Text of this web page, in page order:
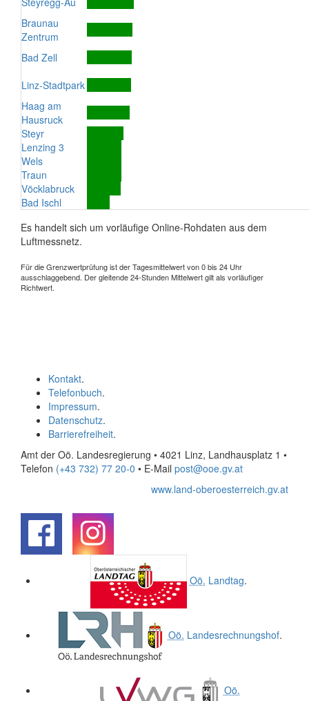
Braunau
Zentrum
Bad Zell
Linz-Stadtpark
Haag am
Hausruck
Steyr
Lenzing 3
Wels
Traun
Vöcklabruck
Bad Ischl
Es handelt sich um vorläufige Online-Rohdaten aus dem
Luftmessnetz.
Für die Grenzwertprüfung ist der Tagesmittelwert von 0 bis 24 Uhr
ausschlaggebend. Der gleitende 24-Stunden Mittelwert gilt als vorläufiger
Richtwert.
Kontakt.
Telefonbuch.
Impressum.
Datenschutz.
Barrierefreiheit.
Amt der Oö. Landesregierung • 4021 Linz, Landhausplatz 1 •
Telefon (+43 732) 77 20-0 • E-Mail post@ooe.gv.at
www.land-oberoesterreich.gv.at
Oö. Landtag.
Oö. Landesrechnungshof.
Oö.